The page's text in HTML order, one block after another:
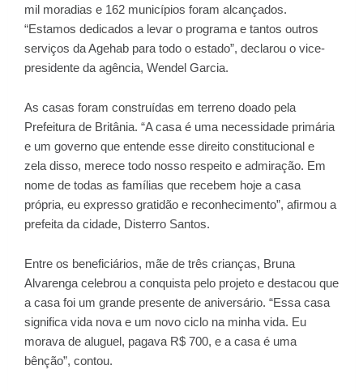
mil moradias e 162 municípios foram alcançados.
“Estamos dedicados a levar o programa e tantos outros
serviços da Agehab para todo o estado”, declarou o vice-
presidente da agência, Wendel Garcia.
As casas foram construídas em terreno doado pela
Prefeitura de Britânia. “A casa é uma necessidade primária
e um governo que entende esse direito constitucional e
zela disso, merece todo nosso respeito e admiração. Em
nome de todas as famílias que recebem hoje a casa
própria, eu expresso gratidão e reconhecimento”, afirmou a
prefeita da cidade, Disterro Santos.
Entre os beneficiários, mãe de três crianças, Bruna
Alvarenga celebrou a conquista pelo projeto e destacou que
a casa foi um grande presente de aniversário. “Essa casa
significa vida nova e um novo ciclo na minha vida. Eu
morava de aluguel, pagava R$ 700, e a casa é uma
bênção”, contou.